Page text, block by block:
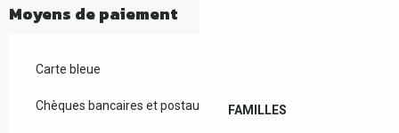
FAMILLES
Moyens de paiement
Carte bleue
Chèques bancaires et postaux